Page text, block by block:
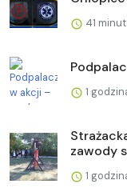
41
1
zawody
1